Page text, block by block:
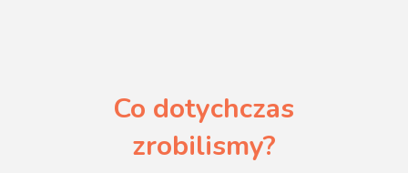
Co dotychczas
zrobilismy?